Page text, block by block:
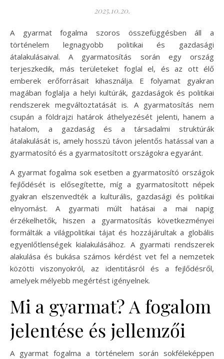
2025.10.20.
A gyarmat fogalma szoros összefüggésben áll a
történelem legnagyobb politikai és gazdasági
átalakulásaival. A gyarmatosítás során egy ország
terjeszkedik, más területeket foglal el, és az ott élő
emberek erőforrásait kihasználja. E folyamat gyakran
magában foglalja a helyi kultúrák, gazdaságok és politikai
rendszerek megváltoztatását is. A gyarmatosítás nem
csupán a földrajzi határok áthelyezését jelenti, hanem a
hatalom, a gazdaság és a társadalmi struktúrák
átalakulását is, amely hosszú távon jelentős hatással van a
gyarmatosító és a gyarmatosított országokra egyaránt.
A gyarmat fogalma sok esetben a gyarmatosító országok
fejlődését is elősegítette, míg a gyarmatosított népek
gyakran elszenvedték a kulturális, gazdasági és politikai
elnyomást. A gyarmati múlt hatásai a mai napig
érzékelhetők, hiszen a gyarmatosítás következményei
formálták a világpolitikai tájat és hozzájárultak a globális
egyenlőtlenségek kialakulásához. A gyarmati rendszerek
alakulása és bukása számos kérdést vet fel a nemzetek
közötti viszonyokról, az identitásról és a fejlődésről,
amelyek mélyebb megértést igényelnek.
Mi a gyarmat? A fogalom
jelentése és jellemzői
A gyarmat fogalma a történelem során sokféleképpen